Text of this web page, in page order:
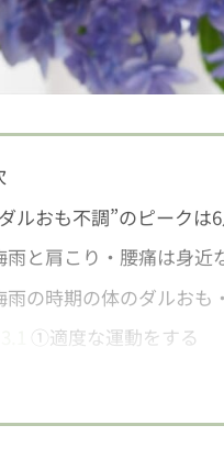
ルおも不調”のピークは6
雨と肩こり・腰痛は身近
雨の時期の体のダルおも
①適度な運動をする
3.3③バランスのよい・身